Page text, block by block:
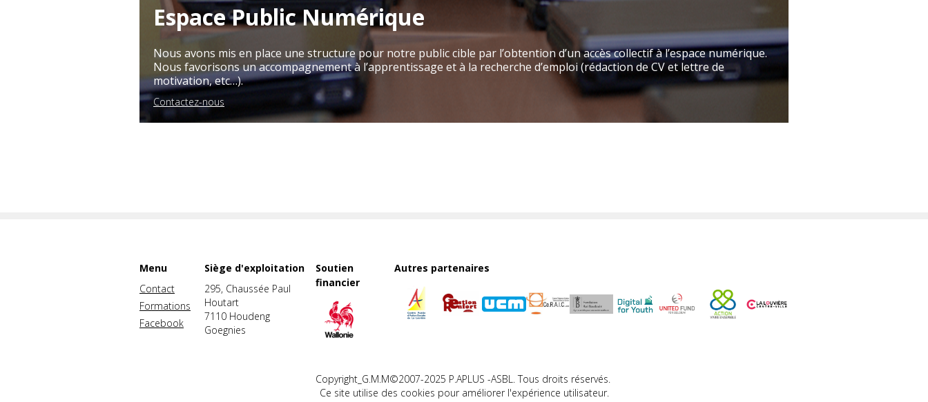
Espace Public Numérique
Nous avons mis en place une structure pour notre public cible par l’obtention d’un accès collectif à l’espace numérique.
Nous favorisons un accompagnement à l’apprentissage et à la recherche d’emploi (rédaction de CV et lettre de
motivation, etc…).
Contactez-nous
Menu
Contact
Formations
Facebook
Siège d'exploitation
295, Chaussée Paul
Houtart
7110 Houdeng
Goegnies
Soutien
financier
Autres partenaires
Copyright_G.M.M©2007-2025 P.APLUS -ASBL. Tous droits réservés.
Ce site utilise des cookies pour améliorer l'expérience utilisateur.